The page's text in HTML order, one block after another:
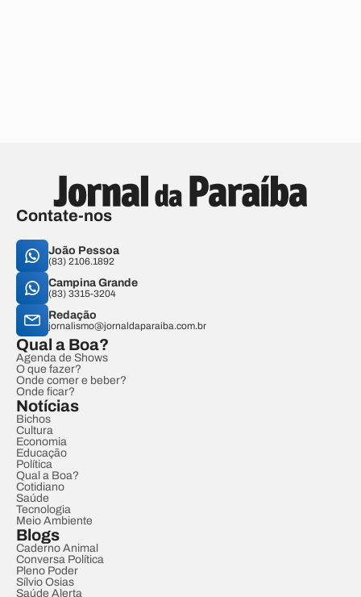
Contate-nos
João Pessoa
(83) 2106.1892
Campina Grande
(83) 3315-3204
Redação
jornalismo@jornaldaparaiba.com.br
Qual a Boa?
Agenda de Shows
O que fazer?
Onde comer e beber?
Onde ficar?
Notícias
Bichos
Cultura
Economia
Educação
Política
Qual a Boa?
Cotidiano
Saúde
Tecnologia
Meio Ambiente
Blogs
Caderno Animal
Conversa Política
Pleno Poder
Sílvio Osias
Saúde Alerta